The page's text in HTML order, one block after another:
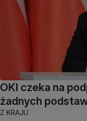
OKI czeka na
żadnych
Z KRAJU